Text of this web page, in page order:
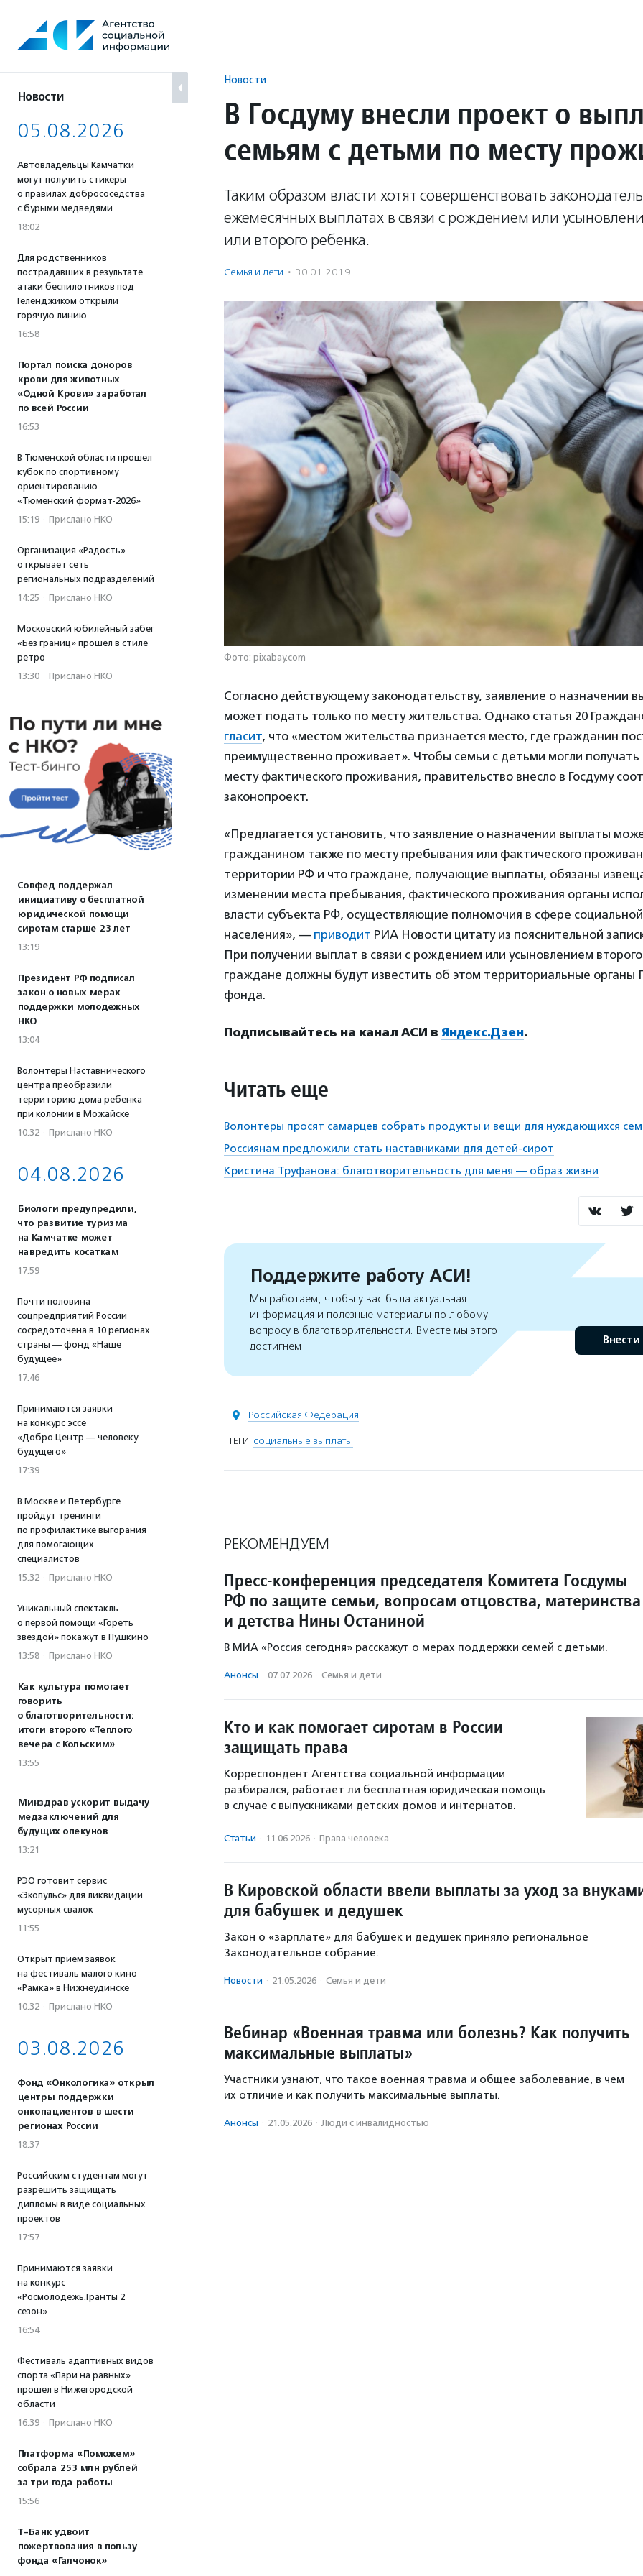
содержанию
Новости
05.08.2026
Автовладельцы Камчатки
могут получить стикеры
о правилах добрососедства
с бурыми медведями
18:02
Для родственников
пострадавших в результате
атаки беспилотников под
Геленджиком открыли
горячую линию
16:58
Портал поиска доноров
крови для животных
«Одной Крови» заработал
по всей России
16:53
В Тюменской области прошел
кубок по спортивному
ориентированию
«Тюменский формат-2026»
15:19 · Прислано НКО
Организация «Радость»
открывает сеть
региональных подразделений
14:25 · Прислано НКО
Московский юбилейный забег
«Без границ» прошел в стиле
ретро
13:30 · Прислано НКО
Совфед поддержал
инициативу о бесплатной
юридической помощи
сиротам старше 23 лет
13:19
Президент РФ подписал
закон о новых мерах
поддержки молодежных
НКО
13:04
Волонтеры Наставнического
центра преобразили
территорию дома ребенка
при колонии в Можайске
10:32 · Прислано НКО
04.08.2026
Биологи предупредили,
что развитие туризма
на Камчатке может
навредить косаткам
17:59
Почти половина
соцпредприятий России
сосредоточена в 10 регионах
страны — фонд «Наше
будущее»
17:46
Принимаются заявки
на конкурс эссе
«Добро.Центр — человеку
будущего»
17:39
В Москве и Петербурге
пройдут тренинги
по профилактике выгорания
для помогающих
специалистов
15:32 · Прислано НКО
Уникальный спектакль
о первой помощи «Гореть
звездой» покажут в Пушкино
13:58 · Прислано НКО
Как культура помогает
говорить
о благотворительности:
итоги второго «Теплого
вечера с Кольским»
13:55
Минздрав ускорит выдачу
медзаключений для
будущих опекунов
13:21
РЭО готовит сервис
«Экопульс» для ликвидации
мусорных свалок
11:55
Открыт прием заявок
на фестиваль малого кино
«Рамка» в Нижнеудинске
10:32 · Прислано НКО
03.08.2026
Фонд «Онкологика» открыл
центры поддержки
онкопациентов в шести
регионах России
18:37
Российским студентам могут
разрешить защищать
дипломы в виде социальных
проектов
17:57
Принимаются заявки
на конкурс
«Росмолодежь.Гранты 2
сезон»
16:54
Фестиваль адаптивных видов
спорта «Пари на равных»
прошел в Нижегородской
области
16:39 · Прислано НКО
Платформа «Поможем»
собрала 253 млн рублей
за три года работы
15:56
Т-Банк удвоит
пожертвования в пользу
фонда «Галчонок»
Новости
В Госдуму внесли проект о
семьям с детьми по месту
Таким образом власти хотят совершенствовать
ежемесячных выплатах в связи с рождением или
или второго ребенка.
Семья и дети · 30.01.2019
Фото: pixabay.com
Согласно действующему законодательству, заявление о назначении
может подать только по месту жительства. Однако статья 20
гласит, что «местом жительства признается место, где гражданин
преимущественно проживает». Чтобы семьи с детьми могли
месту фактического проживания, правительство внесло в Госдуму
законопроект.
«Предлагается установить, что заявление о назначении выплаты
гражданином также по месту пребывания или фактического
территории РФ и что граждане, получающие выплаты, обязаны
изменении места пребывания, фактического проживания органы
власти субъекта РФ, осуществляющие полномочия в сфере
населения», — приводит РИА Новости цитату из пояснительной
При получении выплат в связи с рождением или усыновлением
граждане должны будут известить об этом территориальные органы
фонда.
Подписывайтесь на канал АСИ в Яндекс.Дзен.
Читать еще
Волонтеры просят самарцев собрать продукты и вещи для нуждающихся
Россиянам предложили стать наставниками для детей-сирот
Кристина Труфанова: благотворительность для меня — образ жизни
Поддержите работу АСИ!
Мы работаем, чтобы у вас была актуальная
информация и полезные материалы по любому
вопросу в благотворительности. Вместе мы этого
достигнем
Внести
Российская Федерация
ТЕГИ: социальные выплаты
РЕКОМЕНДУЕМ
Пресс-конференция председателя Комитета Госдумы
РФ по защите семьи, вопросам отцовства, материнства
и детства Нины Останиной
В МИА «Россия сегодня» расскажут о мерах поддержки семей с детьми.
Анонсы · 07.07.2026 · Семья и дети
Кто и как помогает сиротам в России
защищать права
Корреспондент Агентства социальной информации
разбирался, работает ли бесплатная юридическая помощь
в случае с выпускниками детских домов и интернатов.
Статьи · 11.06.2026 · Права человека
В Кировской области ввели выплаты за уход за
для бабушек и дедушек
Закон о «зарплате» для бабушек и дедушек приняло региональное
Законодательное собрание.
Новости · 21.05.2026 · Семья и дети
Вебинар «Военная травма или болезнь? Как получить
максимальные выплаты»
Участники узнают, что такое военная травма и общее заболевание, в чем
их отличие и как получить максимальные выплаты.
Анонсы · 21.05.2026 · Люди с инвалидностью